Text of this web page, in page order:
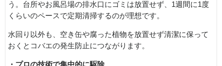
う。台所やお風呂場の排水口にゴミは放置せず、1週間に1度
くらいのペースで定期清掃するのが理想です。
水回り以外も、空き缶や腐った植物を放置せず清潔に保って
おくとコバエの発生防止につながります。
・プロの技術で集中的に駆除